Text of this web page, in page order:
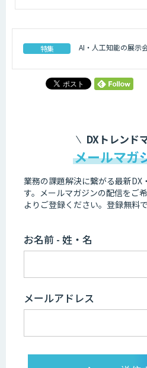
特集 AI・人工知能の展示
DXトレンド
メールマガ
業務の課題解決に繋がる最新DX
す。 メールマガジンの配信をご
よりご登録ください。登録無料で
お名前 - 姓・名
メールアドレス